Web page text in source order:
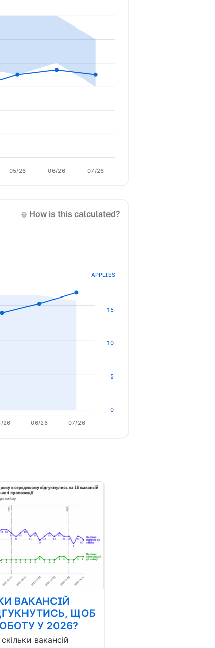
05/26 06/26 07/26
How is this calculated?
26 06/26 07/26
0
5
10
15
APPLIES
ВАКАНСІЙ
ЩОБ
У 2026?
вакансій